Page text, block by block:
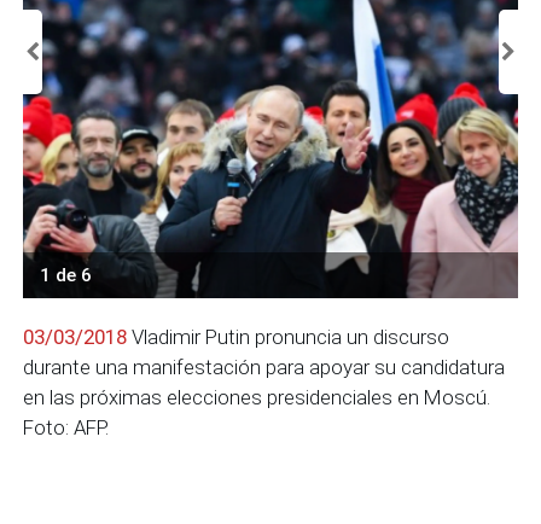
1 de 6
03/03/2018 Vladimir Putin pronuncia un discurso
durante una manifestación para apoyar su candidatura
en las próximas elecciones presidenciales en Moscú.
Foto: AFP.